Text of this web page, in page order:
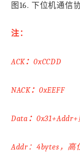
图16. 下位机通信
注：
ACK： 0xCCDD
NACK： 0xEEFF
Data ：
Addr：4bytes，高